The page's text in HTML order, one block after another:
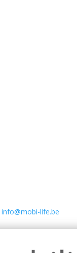
info@mobi-life.be